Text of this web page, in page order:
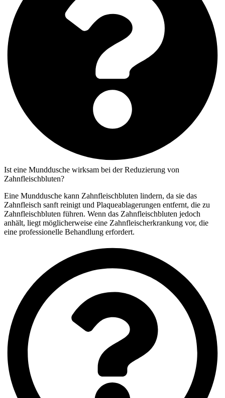
Ist eine Munddusche wirksam bei der Reduzierung von
Zahnfleischbluten?
Eine Munddusche kann Zahnfleischbluten lindern, da sie das
Zahnfleisch sanft reinigt und Plaqueablagerungen entfernt, die zu
Zahnfleischbluten führen. Wenn das Zahnfleischbluten jedoch
anhält, liegt möglicherweise eine Zahnfleischerkrankung vor, die
eine professionelle Behandlung erfordert.